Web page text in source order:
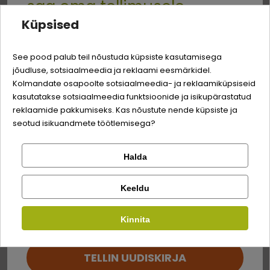
Kirjuta arvustus
lambaliha, süda, maks, kopsud, neerud,
sooled
veisepuljong 27%
Analüütilise koostisosad
valgud
11,0%
rasv
5,5%
kiudained
0,4%
Quality:
Kirjuta arvustus
Kontrolli tellimust
Logi sisse
Registreeru
Facebook
Google
saa oma tellimusele
-3% soodustust
Sina ja su perekonna parim sõber väärite veel
odavamat hinda!
Lemmikloom
Kauplus
TELLIN UUDISKIRJA
Küpsised
See pood palub teil nõustuda küpsiste kasutamisega
jõudluse, sotsiaalmeedia ja reklaami eesmärkidel.
Kolmandate osapoolte sotsiaalmeedia- ja reklaamiküpsiseid
kasutatakse sotsiaalmeedia funktsioonide ja isikupärastatud
reklaamide pakkumiseks. Kas nõustute nende küpsiste ja
seotud isikuandmete töötlemisega?
Halda
Keeldu
Kinnita